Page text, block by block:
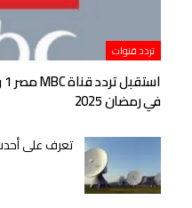
تردد قنوات
في رمضان 2025
تعرف على